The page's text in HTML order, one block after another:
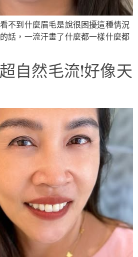
不到什麼眉毛是說很困擾這種情況
話，一流汗畫了什麼都一樣什麼都
自然毛流!好像天